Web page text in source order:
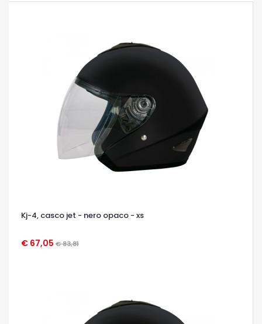
Kj-4, casco jet - nero opaco - xs
€ 67,05 € 83,81
OCCHIATA VELOCE